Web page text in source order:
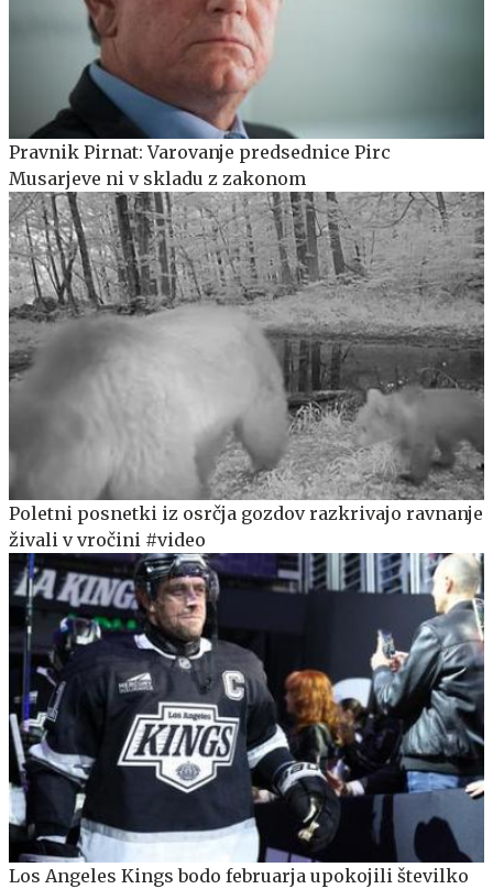
Pravnik Pirnat: Varovanje predsednice Pirc
Musarjeve ni v skladu z zakonom
Poletni posnetki iz osrčja gozdov razkrivajo ravnanje
živali v vročini #video
Los Angeles Kings bodo februarja upokojili številko